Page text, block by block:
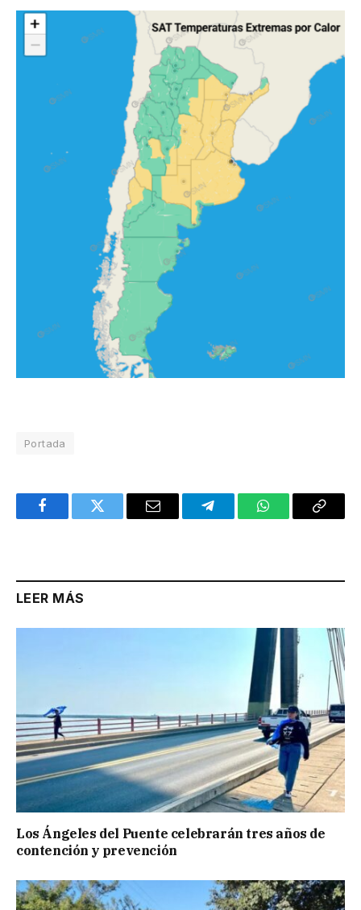
Portada
FacebookTwitter Email TelegramWhatsAppCopy
LEER MÁS
Los Ángeles del Puente celebrarán tres años de
contención y prevención